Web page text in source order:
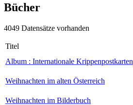
Bücher
4049 Datensätze vorhanden
Titel
Album : Internationale Krippenpostkarten
Weihnachten im alten Österreich
Weihnachten im Bilderbuch